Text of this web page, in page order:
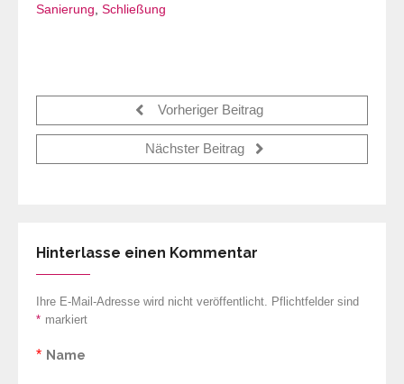
Sanierung, Schließung
Vorheriger Beitrag
Nächster Beitrag
Hinterlasse einen Kommentar
Ihre E-Mail-Adresse wird nicht veröffentlicht. Pflichtfelder sind
markiert
*
Name
*